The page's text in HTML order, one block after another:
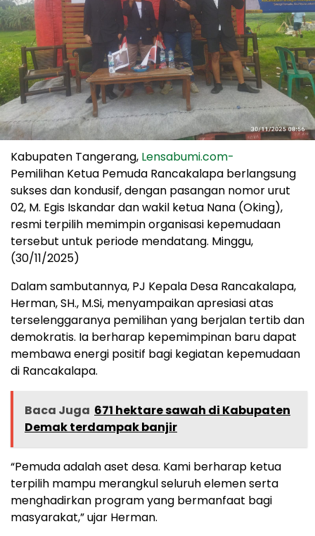
Kabupaten Tangerang, Lensabumi.com-
Pemilihan Ketua Pemuda Rancakalapa berlangsung
sukses dan kondusif, dengan pasangan nomor urut
02, M. Egis Iskandar dan wakil ketua Nana (Oking),
resmi terpilih memimpin organisasi kepemudaan
tersebut untuk periode mendatang. Minggu,
(30/11/2025)
Dalam sambutannya, PJ Kepala Desa Rancakalapa,
Herman, SH., M.Si, menyampaikan apresiasi atas
terselenggaranya pemilihan yang berjalan tertib dan
demokratis. Ia berharap kepemimpinan baru dapat
membawa energi positif bagi kegiatan kepemudaan
di Rancakalapa.
Baca Juga 671 hektare sawah di Kabupaten
Demak terdampak banjir
“Pemuda adalah aset desa. Kami berharap ketua
terpilih mampu merangkul seluruh elemen serta
menghadirkan program yang bermanfaat bagi
masyarakat,” ujar Herman.